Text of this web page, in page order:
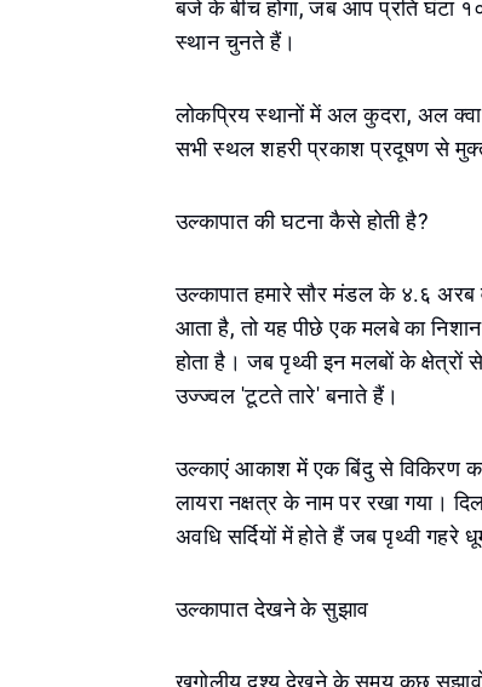
बजे के बीच होगा, जब आप प्रति घंटा
स्थान चुनते हैं।
लोकप्रिय स्थानों में अल कुदरा, अल
सभी स्थल शहरी प्रकाश प्रदूषण से
उल्कापात की घटना कैसे होती है?
उल्कापात हमारे सौर मंडल के ४.६
आता है, तो यह पीछे एक मलबे का
होता है। जब पृथ्वी इन मलबों के
उज्ज्वल 'टूटते तारे' बनाते हैं।
उल्काएं आकाश में एक बिंदु से विकिरण
लायरा नक्षत्र के नाम पर रखा गया।
अवधि सर्दियों में होते हैं जब पृथ्वी
उल्कापात देखने के सुझाव
खगोलीय दृश्य देखने के समय कुछ सुझावों